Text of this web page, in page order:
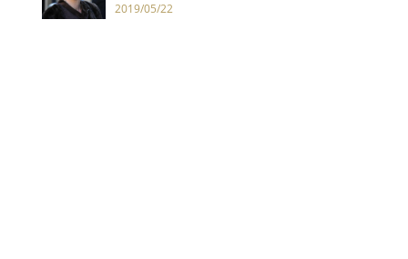
2019/05/22